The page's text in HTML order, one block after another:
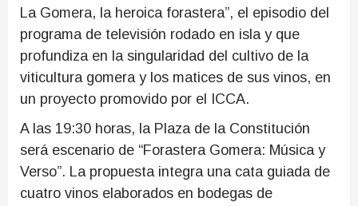
La Gomera, la heroica forastera”, el episodio del
programa de televisión rodado en isla y que
profundiza en la singularidad del cultivo de la
viticultura gomera y los matices de sus vinos, en
un proyecto promovido por el ICCA.
A las 19:30 horas, la Plaza de la Constitución
será escenario de “Forastera Gomera: Música y
Verso”. La propuesta integra una cata guiada de
cuatro vinos elaborados en bodegas de